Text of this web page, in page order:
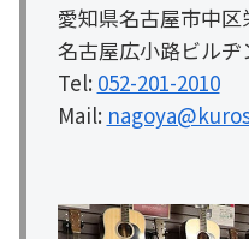
愛知県名古屋市中区
名古屋広小路ビルヂ
Tel: 052-201-2010
Mail: